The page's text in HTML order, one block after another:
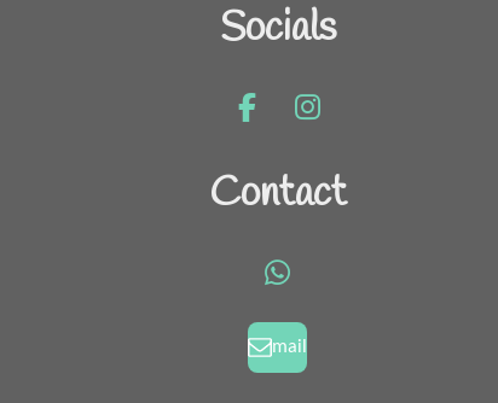
Socials
F
c
e
k
I
s
t
a
Contact
W
a
t
mail